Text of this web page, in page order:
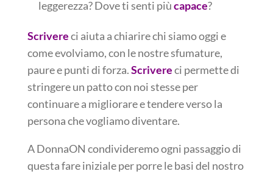
leggerezza? Dove ti senti piùcapace?
Scrivereci aiuta a chiarire chi siamo oggi e
come evolviamo, con le nostre sfumature,
paure e punti di forza.Scrivereci permette di
stringere un patto con noi stesse per
continuare a migliorare e tendere verso la
persona che vogliamo diventare.
A DonnaON condivideremo ogni passaggio di
questa fare iniziale per porre le basi del nostro